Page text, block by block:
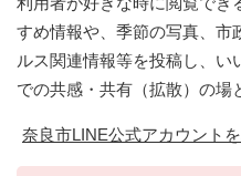
すめ情報や、季節の写真、市
ルス関連情報等を投稿し、
での共感・共有（拡散）の場
奈良市LINE公式アカウント